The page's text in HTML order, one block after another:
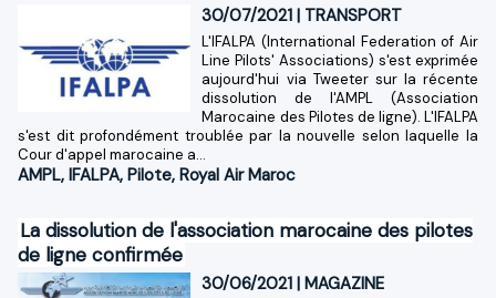
30/07/2021 | TRANSPORT
L'IFALPA (International Federation of Air
Line Pilots'​ Associations) s'est exprimée
aujourd'hui via Tweeter sur la récente
dissolution de l'AMPL (Association
Marocaine des Pilotes de ligne). L'IFALPA
s'est dit profondément troublée par la nouvelle selon laquelle la
Cour d'appel marocaine a...
AMPL, IFALPA, Pilote, Royal Air Maroc
La dissolution de l'association marocaine des pilotes
de ligne confirmée
30/06/2021 |MAGAZINE